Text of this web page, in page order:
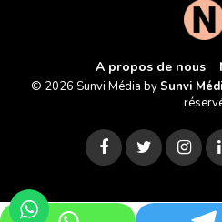
A propos de nous
© 2026 Sunvi Média by Sunvi